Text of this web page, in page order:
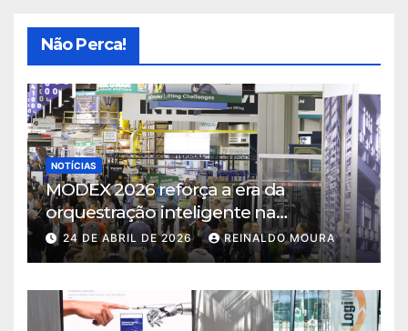
Não Perca!
NOTÍCIAS
MODEX 2026 reforça a era da
orquestração inteligente na
intralogística
24 DE ABRIL DE 2026 REINALDO MOURA